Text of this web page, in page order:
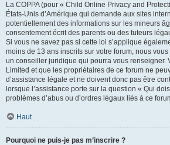
La COPPA (pour « Child Online Privacy and
États-Unis d’Amérique qui demande aux sites
potentiellement des informations sur les mineurs
consentement écrit des parents ou des tuteurs
Si vous ne savez pas si cette loi s’applique
moins de 13 ans inscrits sur votre forum, nous
un conseiller juridique qui pourra vous renseigner.
Limited et que les propriétaires de ce forum ne
d’assistance légale et ne doivent donc pas être
lorsque l’assistance porte sur la question « Qui
problèmes d’abus ou d’ordres légaux liés à ce
Haut
Pourquoi ne puis-je pas m’inscrire ?